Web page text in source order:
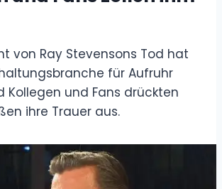
von Ray Stevensons Tod hat
für Aufruhr
Kollegen und Fans drückten
ihre Trauer aus.